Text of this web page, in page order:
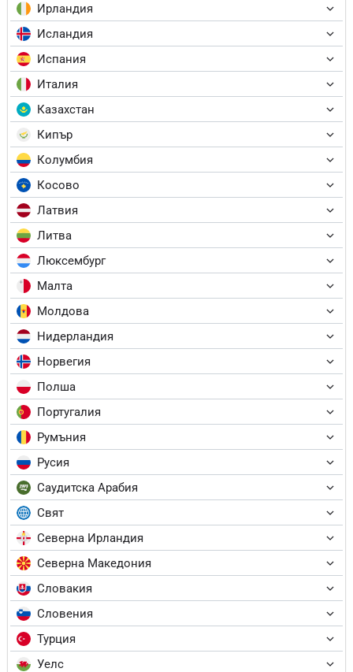
Ирландия
Исландия
Испания
Италия
Казахстан
Кипър
Колумбия
Косово
Латвия
Литва
Люксембург
Малта
Молдова
Нидерландия
Норвегия
Полша
Португалия
Румъния
Русия
Саудитска Арабия
Свят
Северна Ирландия
Северна Македония
Словакия
Словения
Турция
Уелс